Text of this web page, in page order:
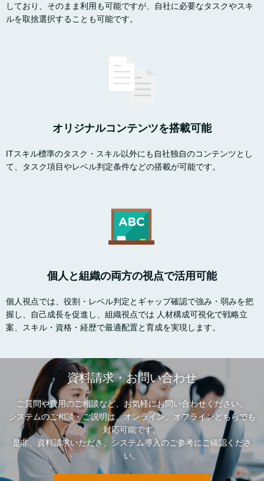
しており、そのまま利用も可能ですが、自社に必要なタスクやスキ
ルを取捨選択することも可能です。
オリジナルコンテンツを搭載可能
ITスキル標準のタスク・スキル以外にも自社独自のコンテンツとし
て、タスク項目やレベル判定条件などの搭載が可能です。
個人と組織の両方の視点で活用可能
個人視点では、役割・レベル判定とギャップ確認で強み・弱みを把
握し、自己成長を促進し、組織視点では 人材構成可視化で戦略立
案、スキル・資格・経歴で最適配置と育成を実現します。
資料請求・お問い合わせ
ご質問や費用のご相談など、お気軽にお問い合わせください。
システムのご相談・ご説明は、オンライン、オフラインどちらでも
対応可能です。
是非、資料請求いただき、システム導入のご参考にご確認くださ
い。